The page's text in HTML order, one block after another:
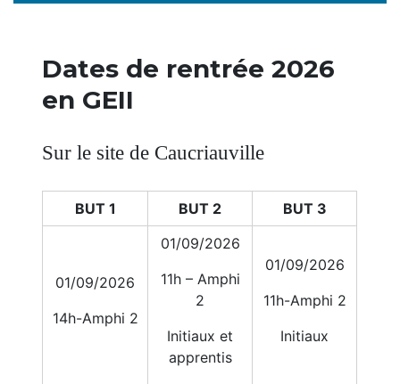
Dates de rentrée 2026
en GEII
Sur le site de Caucriauville
BUT 1 BUT 2 BUT 3
01/09/2026
14h-Amphi 2
01/09/2026
11h – Amphi
2
Initiaux et
apprentis
01/09/2026
11h-Amphi 2
Initiaux